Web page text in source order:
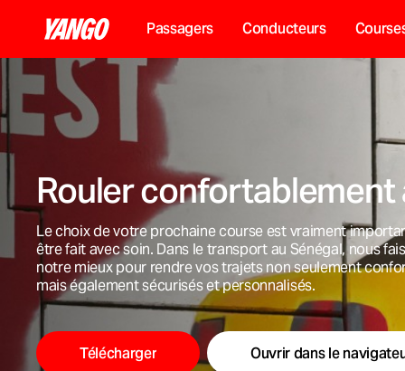
Passagers Conducteurs
Rouler confortablement
Le choix de votre prochaine course est vraiment
être fait avec soin. Dans le transport au Sénégal, nous
notre mieux pour rendre vos trajets non seulement
mais également sécurisés et personnalisés.
Ouvrir dans le
Télécharger